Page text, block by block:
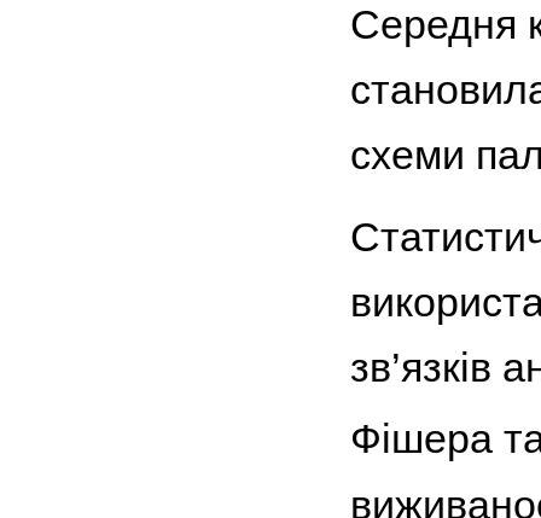
Середня
схеми
зв’язків
Фішера